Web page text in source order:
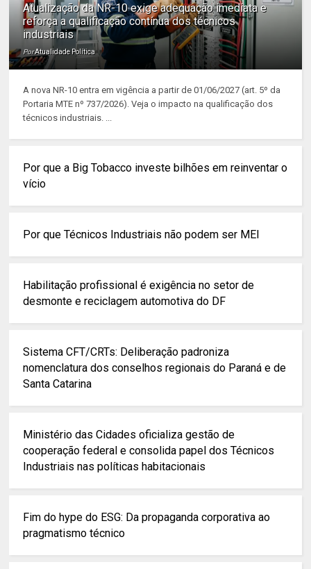
Atualização da NR-10 exige adequação imediata e
reforça a qualificação contínua dos técnicos
industriais
PorAtualidade Política
A nova NR-10 entra em vigência a partir de 01/06/2027 (art. 5º da
Portaria MTE nº 737/2026). Veja o impacto na qualificação dos
técnicos industriais. ...
Por que a Big Tobacco investe bilhões em reinventar o
vício
Por que Técnicos Industriais não podem ser MEI
Habilitação profissional é exigência no setor de
desmonte e reciclagem automotiva do DF
Sistema CFT/CRTs: Deliberação padroniza
nomenclatura dos conselhos regionais do Paraná e de
Santa Catarina
Ministério das Cidades oficializa gestão de
cooperação federal e consolida papel dos Técnicos
Industriais nas políticas habitacionais
Fim do hype do ESG: Da propaganda corporativa ao
pragmatismo técnico